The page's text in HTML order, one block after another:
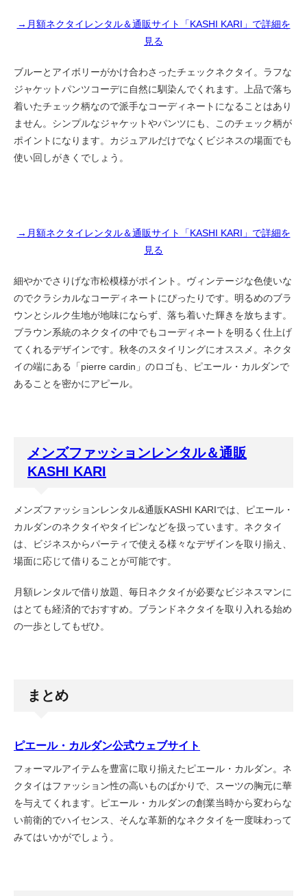
→月額ネクタイレンタル＆通販サイト「KASHI KARI」で詳細を
見る
ブルーとアイボリーがかけ合わさったチェックネクタイ。ラフな
ジャケットパンツコーデに自然に馴染んでくれます。上品で落ち
着いたチェック柄なので派手なコーディネートになることはあり
ません。シンプルなジャケットやパンツにも、このチェック柄が
ポイントになります。カジュアルだけでなくビジネスの場面でも
使い回しがきくでしょう。
→月額ネクタイレンタル＆通販サイト「KASHI KARI」で詳細を
見る
細やかでさりげな市松模様がポイント。ヴィンテージな色使いな
のでクラシカルなコーディネートにぴったりです。明るめのブラ
ウンとシルク生地が地味にならず、落ち着いた輝きを放ちます。
ブラウン系統のネクタイの中でもコーディネートを明るく仕上げ
てくれるデザインです。秋冬のスタイリングにオススメ。ネクタ
イの端にある「pierre cardin」のロゴも、ピエール・カルダンで
あることを密かにアピール。
メンズファッションレンタル＆通販
KASHI KARI
メンズファッションレンタル&通販KASHI KARIでは、ピエール・
カルダンのネクタイやタイピンなどを扱っています。ネクタイ
は、ビジネスからパーティで使える様々なデザインを取り揃え、
場面に応じて借りることが可能です。
月額レンタルで借り放題、毎日ネクタイが必要なビジネスマンに
はとても経済的でおすすめ。ブランドネクタイを取り入れる始め
の一歩としてもぜひ。
まとめ
ピエール・カルダン公式ウェブサイト
フォーマルアイテムを豊富に取り揃えたピエール・カルダン。ネ
クタイはファッション性の高いものばかりで、スーツの胸元に華
を与えてくれます。ピエール・カルダンの創業当時から変わらな
い前衛的でハイセンス、そんな革新的なネクタイを一度味わって
みてはいかがでしょう。